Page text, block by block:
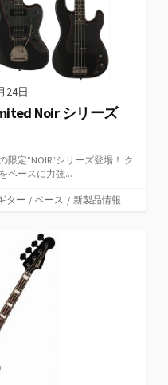
24日
Noir シリーズ
定”NOIR”シリーズ登場！ ク
ベースに力強...
ター / ベース / 新製品情報